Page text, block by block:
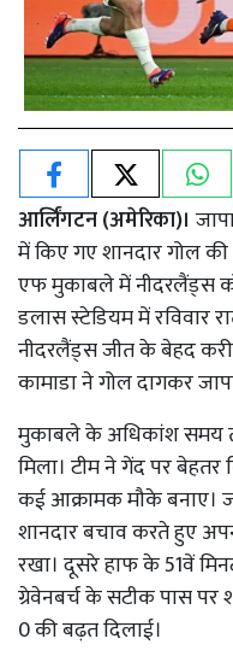
आर्लिंगटन (अमेरिका)।
में किए गए शानदार गोल
एफ मुकाबले में नीदरलैंड्स
डलास स्टेडियम में रविवार
नीदरलैंड्स जीत के बेहद
कामाडा ने गोल दागकर
मुकाबले के अधिकांश समय
मिला। टीम ने गेंद पर
कई आक्रामक मौके बनाए।
शानदार बचाव करते हुए
रखा। दूसरे हाफ के 51वें
ग्रेवेनबर्च के सटीक पास पर
0 की बढ़त दिलाई।